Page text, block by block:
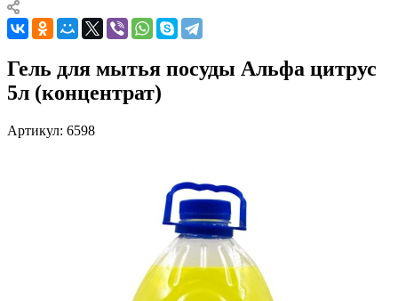
Гель для мытья посуды Альфа цитрус
5л (концентрат)
Артикул: 6598